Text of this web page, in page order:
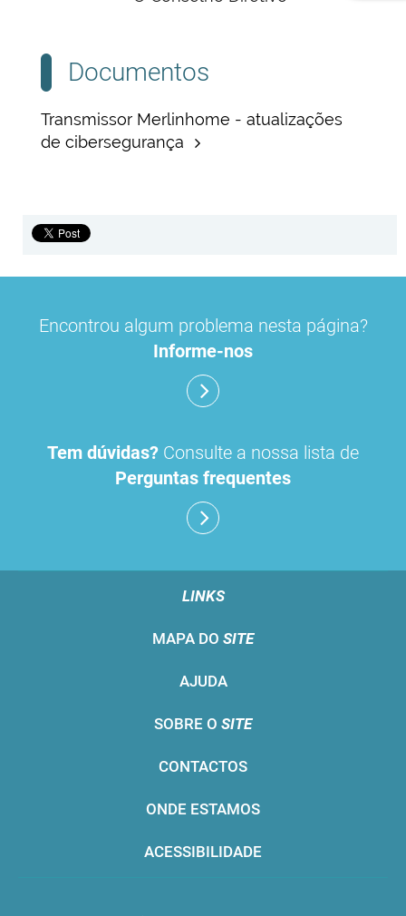
Documentos
Transmissor Merlinhome - atualizações
de cibersegurança
Encontrou algum problema nesta página?
Informe-nos
Tem dúvidas? Consulte a nossa lista de
Perguntas frequentes
LINKS
MAPA DO SITE
AJUDA
SOBRE O SITE
CONTACTOS
ONDE ESTAMOS
ACESSIBILIDADE